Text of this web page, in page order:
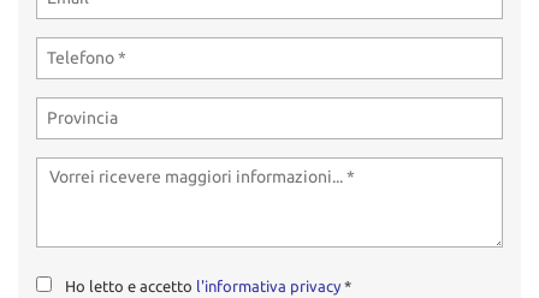
Ho letto e accetto l'informativa privacy *
Cookie necessari
Cookie delle preferenze
Cookie per il miglioramento dell'esperienza utente
Cookie di marketing